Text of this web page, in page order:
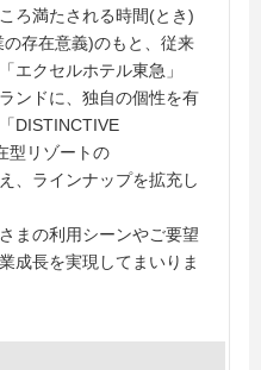
ろ満たされる時間(とき)
存在意義)のもと、従来
エクセルホテル東急」
ンドに、独自の個性を有
DISTINCTIVE
型リゾートの
、ラインナップを拡充し
まの利用シーンやご要望
成長を実現してまいりま